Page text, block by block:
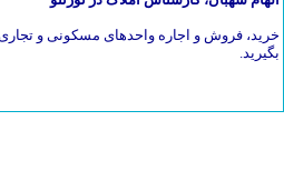
خرید، فروش و اجاره واحدهای مسکونی و
بگیرید.